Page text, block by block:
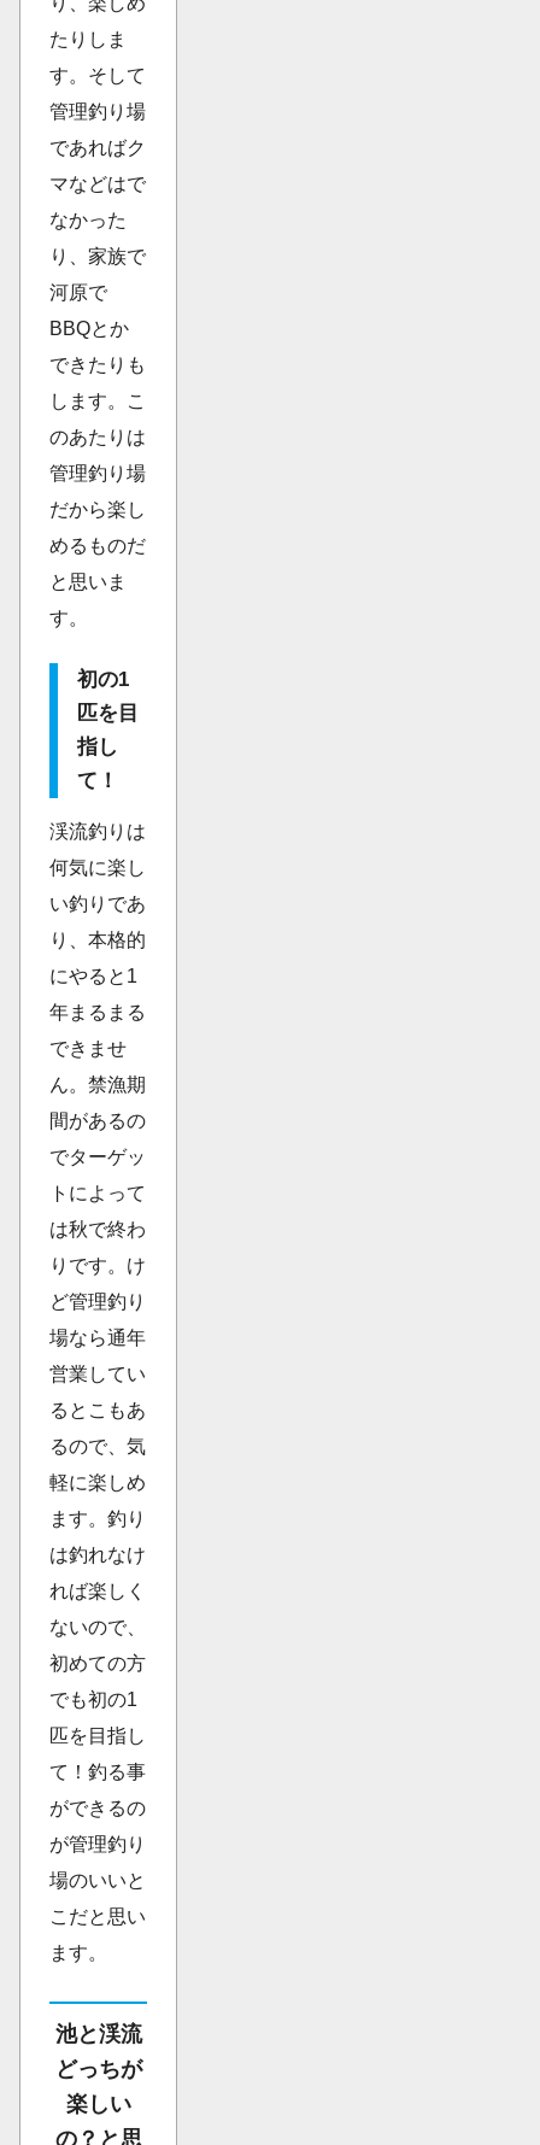
たりしま
す。そして
管理釣り場
であればク
マなどはで
なかった
り、家族で
河原で
BBQとか
できたりも
します。こ
のあたりは
管理釣り場
だから楽し
めるものだ
と思いま
す。
初の1
匹を目
指し
て！
渓流釣りは
何気に楽し
い釣りであ
り、本格的
にやると1
年まるまる
できませ
ん。禁漁期
間があるの
でターゲッ
トによって
は秋で終わ
りです。け
ど管理釣り
場なら通年
営業してい
るとこもあ
るので、気
軽に楽しめ
ます。釣り
は釣れなけ
れば楽しく
ないので、
初めての方
でも初の1
匹を目指し
て！釣る事
ができるの
が管理釣り
場のいいと
こだと思い
ます。
池と渓流
どっちが
楽しい
の？と思